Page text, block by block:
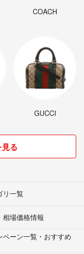
COACH
GUCCI
る
リ一覧
相場価格情報
ペーン一覧・おすすめ